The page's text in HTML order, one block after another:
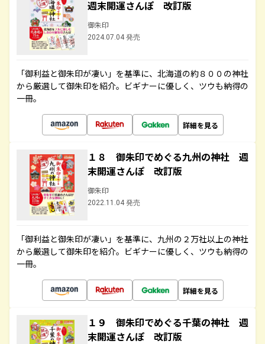
週末開運さんぽ 改訂版
御朱印
2024.07.04 発売
「御利益と御朱印が凄い」を基準に、北海道の約８００の神社
から厳選して御朱印を紹介。ビギナーに優しく、ツウも納得の
一冊。
詳細を見る
１８ 御朱印でめぐる九州の神社 週
末開運さんぽ 改訂版
御朱印
2022.11.04 発売
「御利益と御朱印が凄い」を基準に、九州の２万社以上の神社
から厳選して御朱印を紹介。ビギナーに優しく、ツウも納得の
一冊。
詳細を見る
１９ 御朱印でめぐる千葉の神社 週
末開運さんぽ 改訂版